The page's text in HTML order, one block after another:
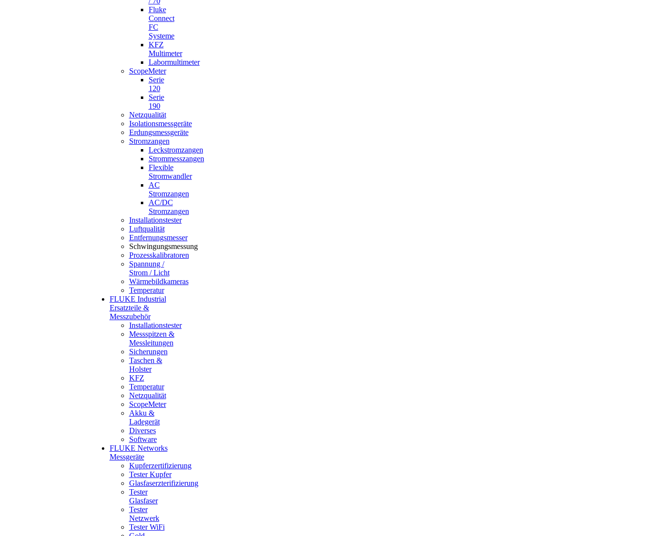
Fluke
Connect
FC
Systeme
KFZ
Multimeter
Labormultimeter
ScopeMeter
Serie
120
Serie
190
Netzqualität
Isolationsmessgeräte
Erdungsmessgeräte
Stromzangen
Leckstromzangen
Strommesszangen
Flexible
Stromwandler
AC
Stromzangen
AC/DC
Stromzangen
Installationstester
Luftqualität
Entfernungsmesser
Schwingungsmessung
Prozesskalibratoren
Spannung /
Strom / Licht
Wärmebildkameras
Temperatur
FLUKE Industrial
Ersatzteile &
Messzubehör
Installationstester
Messspitzen &
Messleitungen
Sicherungen
Taschen &
Holster
KFZ
Temperatur
Netzqualität
ScopeMeter
Akku &
Ladegerät
Diverses
Software
FLUKE Networks
Messgeräte
Kupferzertifizierung
Tester Kupfer
Glasfaserzterifizierung
Tester
Glasfaser
Tester
Netzwerk
Tester WiFi